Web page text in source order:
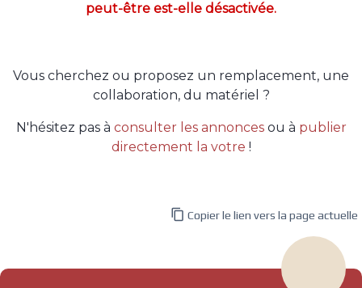
peut-être est-elle désactivée.
Vous cherchez ou proposez un remplacement, une
collaboration, du matériel ?
N'hésitez pas à consulter les annoncesou à publier
directement la votre !
 Copier le lien vers la page actuelle